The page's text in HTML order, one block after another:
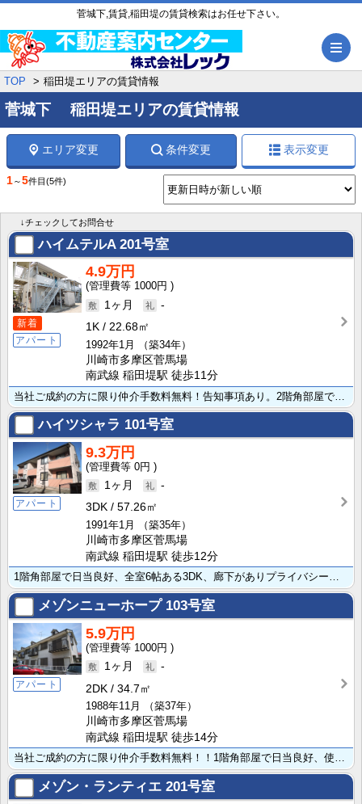
菅城下,賃貸,稲田堤の賃貸検索はお任せ下さい。
TOP 稲田堤エリアの賃貸情報
菅城下 稲田堤エリアの賃貸情報
エリア変更 条件変更 表示変更
1～5件目 (5件)
↓チェックしてお問合せ
ハイムテルA201号室
新着
アパート
4.9万円
1000円
1ヶ月
-
1K
22.68㎡
1992年1月
（築34年）
川崎市多摩区菅馬場
南武線 稲田堤駅 徒歩11分
当社ご成約の方に限り仲介手数料無料！告知事項あり。2階角部屋で日当良好、オールフローリング仕様です！･･･
ハイツシャラ 101号室
アパート
9.3万円
0円
1ヶ月
-
3DK
57.26㎡
1991年1月
（築35年）
川崎市多摩区菅馬場
南武線 稲田堤駅 徒歩12分
1階角部屋で日当良好、全室6帖ある3DK、廊下がありプライバシーを考慮した間取りです！バス・トイレ独･･･
メゾンニューホープ103号室
アパート
5.9万円
1000円
1ヶ月
-
2DK
34.7㎡
1988年11月
（築37年）
川崎市多摩区菅馬場
南武線 稲田堤駅 徒歩14分
当社ご成約の方に限り仲介手数料無料！！1階角部屋で日当良好、使い勝手の良い振り分けタイプです！南に面･･･
メゾン・ランティエ 201号室